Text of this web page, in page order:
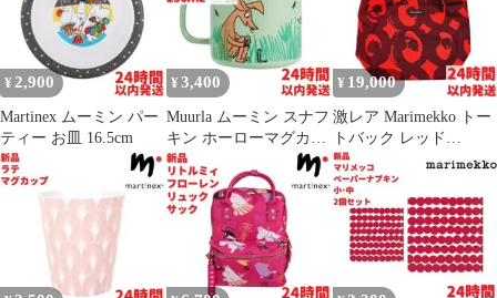
¥ 2,900
Martinex ムーミン パー
ティー お皿 16.5cm
¥ 3,400
Muurla ムーミン スナフ
キン ホーローマグカッ
プ2.5dL (250mL)
¥ 19,000
激レア Marimekko トー
トバック レッド
43×30cm